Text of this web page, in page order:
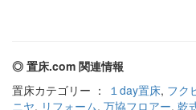
◎ 置床.com 関連情報
置床カテゴリー ：
１day置床, フク
ニヤ, リフォーム, 万協フロアー, 乾